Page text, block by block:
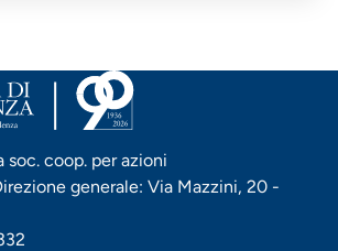
soc. coop. per azioni
generale: Via Mazzini, 20 -